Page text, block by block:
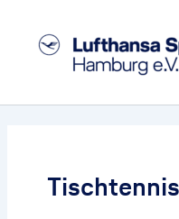
springen
Tischtennis